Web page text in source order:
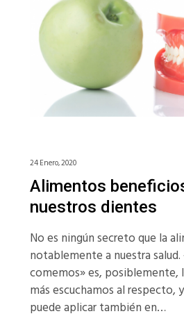
24 Enero, 2020
Alimentos
nuestros dientes
No es ningún secreto que la
notablemente a nuestra
comemos» es, posiblemente,
más escuchamos al respecto,
puede aplicar también en…